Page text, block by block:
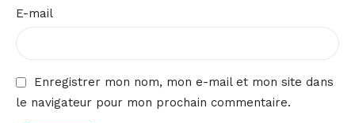
E-mail
Enregistrer mon nom, mon e-mail et mon site dans
le navigateur pour mon prochain commentaire.